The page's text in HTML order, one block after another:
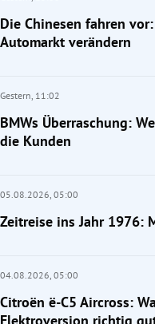
Die Chinesen fahren
Automarkt verändern
Gestern, 11:02
BMWs Überraschung:
die Kunden
05.08.2026, 05:00
Zeitreise ins Jahr 1976:
04.08.2026, 05:00
Citroën ë-C5 Aircross:
Elektroversion richtig